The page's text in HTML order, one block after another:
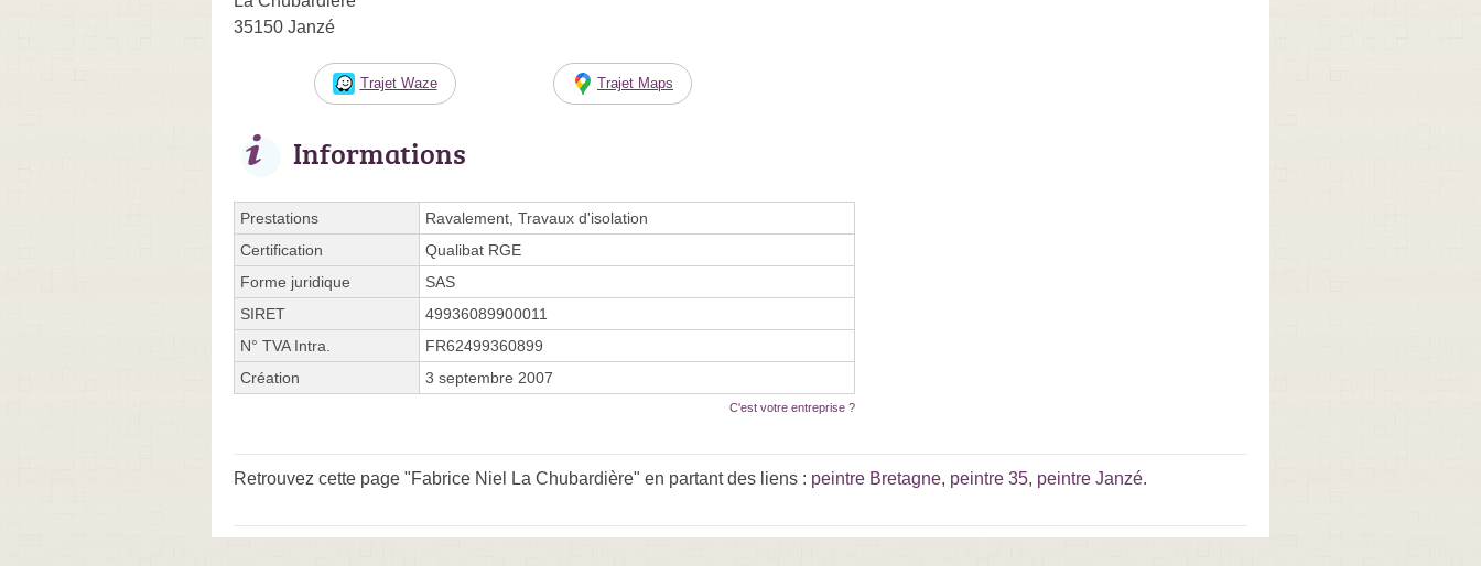
35150 Janzé
Trajet Waze Trajet Maps
Informations
Prestations
Ravalement, Travaux d'isolation
Certification
Qualibat RGE
Forme juridique
SAS
SIRET
49936089900011
N° TVA Intra.
FR62499360899
Création
3 septembre 2007
C'est votre entreprise ?
Retrouvez cette page "Fabrice Niel La Chubardière" en partant des liens : peintre Bretagne, peintre 35, peintre Janzé.